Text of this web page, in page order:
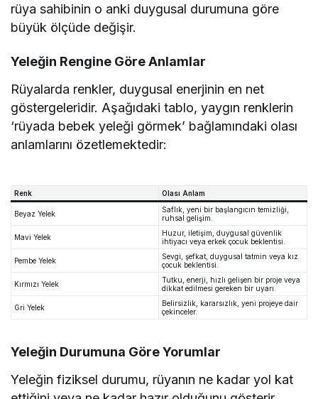
rüya sahibinin o anki duygusal durumuna göre
büyük ölçüde değişir.
Yeleğin Rengine Göre Anlamlar
Rüyalarda renkler, duygusal enerjinin en net
göstergeleridir. Aşağıdaki tablo, yaygın renklerin
‘rüyada bebek yeleği görmek’ bağlamındaki olası
anlamlarını özetlemektedir:
Renk Olası Anlam
Beyaz Yelek
Saflık, yeni bir başlangıcın temizliği,
ruhsal gelişim.
Mavi Yelek
Huzur, iletişim, duygusal güvenlik
ihtiyacı veya erkek çocuk beklentisi.
Pembe Yelek
Sevgi, şefkat, duygusal tatmin veya kız
çocuk beklentisi.
Kırmızı Yelek
Tutku, enerji, hızlı gelişen bir proje veya
dikkat edilmesi gereken bir uyarı.
Gri Yelek
Belirsizlik, kararsızlık, yeni projeye dair
çekinceler.
Yeleğin Durumuna Göre Yorumlar
Yeleğin fiziksel durumu, rüyanın ne kadar yol kat